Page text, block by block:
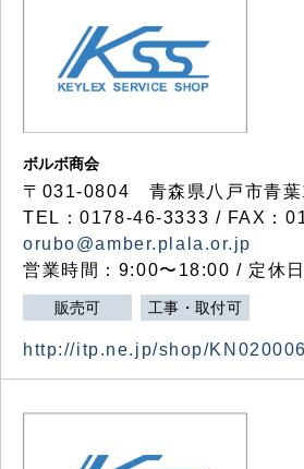
ボルボ商会
〒031-0804 青森県八戸市青
TEL：0178-46-3333 / FAX：
orubo@amber.plala.or.jp
営業時間：9:00〜18:00 / 定休日
販売可 工事・取付可
http://itp.ne.jp/shop/